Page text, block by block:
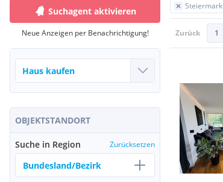
Suchagent aktivieren
Neue Anzeigen per Benachrichtigung!
OBJEKTSTANDORT
Suche in Region Zurücksetzen
Bundesland/Bezirk
Steiermark
Zurück 1